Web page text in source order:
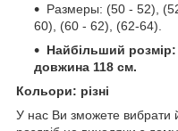
Размеры: (50 - 52),
60), (60 - 62), (62-64).
Найбільший
довжина 118 см.
Кольори: різні
У нас Ви зможете вибрати